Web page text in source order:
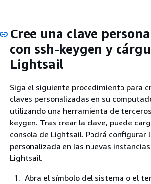
Cree una clave
con ssh-keygen y
Lightsail
Siga el siguiente procedimiento para
claves personalizadas en su
utilizando una herramienta de
keygen. Tras crear la clave, puede
consola de Lightsail. Podrá configurar
personalizada en las nuevas
Lightsail.
Abra el símbolo del sistema o el